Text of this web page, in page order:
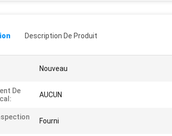
Description De Produit
Nouveau
De
AUCUN
Fourni